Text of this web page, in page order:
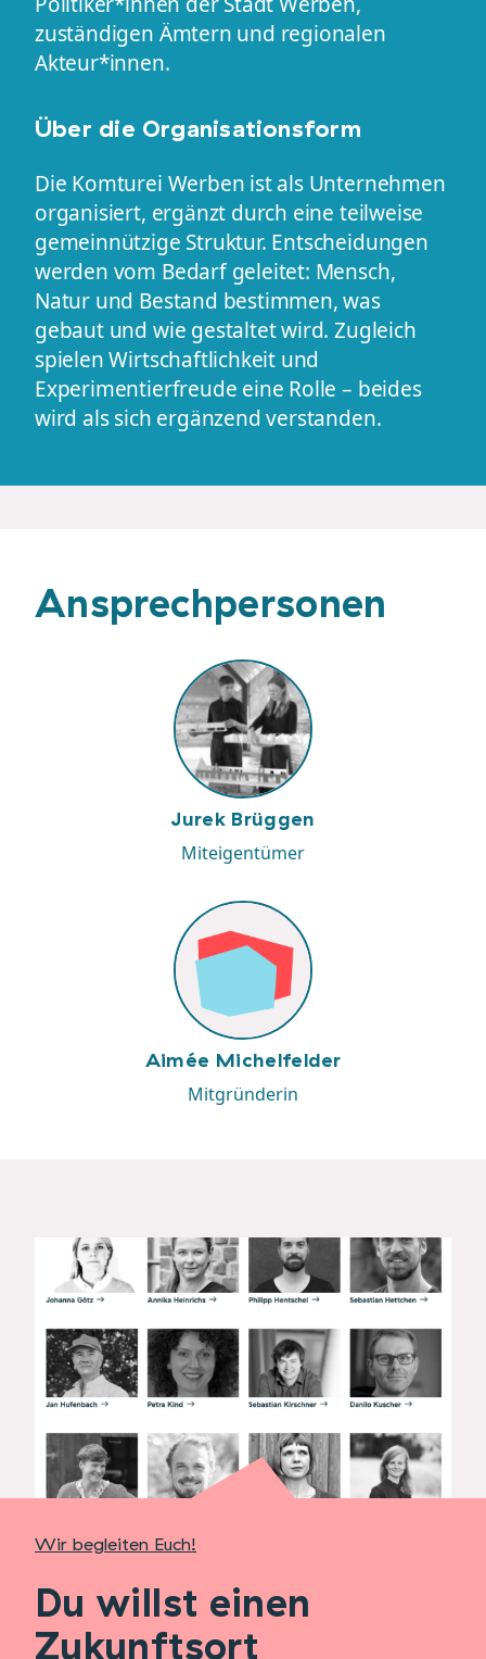
zuständigen Ämtern und regionalen
Akteur*innen.
Über die Organisationsform
Die Komturei Werben ist als Unternehmen
organisiert, ergänzt durch eine teilweise
gemeinnützige Struktur. Entscheidungen
werden vom Bedarf geleitet: Mensch,
Natur und Bestand bestimmen, was
gebaut und wie gestaltet wird. Zugleich
spielen Wirtschaftlichkeit und
Experimentierfreude eine Rolle – beides
wird als sich ergänzend verstanden.
Ansprechpersonen
Jurek Brüggen
Miteigentümer
Aimée Michelfelder
Mitgründerin
Wir begleiten Euch!
Du willst einen
Zukunftsort